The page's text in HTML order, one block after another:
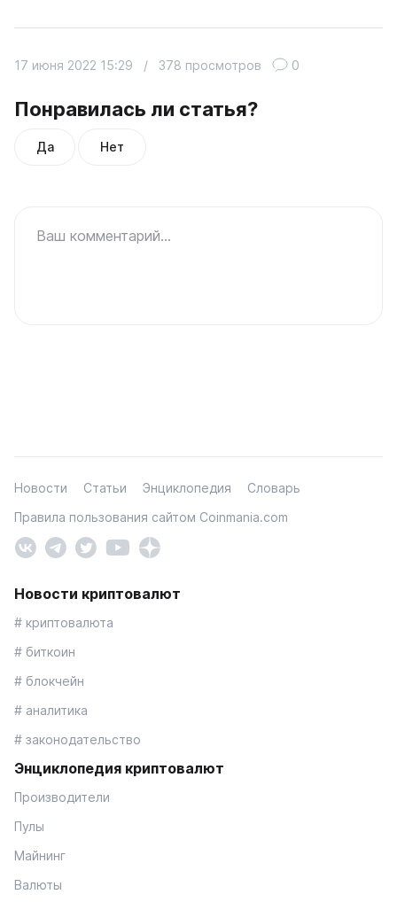
Понравилась ли статья?
Да Нет
17 июня 2022 15:29 / 378 просмотров 0
Ваш комментарий...
Новости Статьи Энциклопедия
Словарь
Правила пользования сайтом Coinmania.com
Новости криптовалют
# криптовалюта
# биткоин
# блокчейн
# аналитика
# законодательство
Энциклопедия криптовалют
Производители
Пулы
Майнинг
Валюты